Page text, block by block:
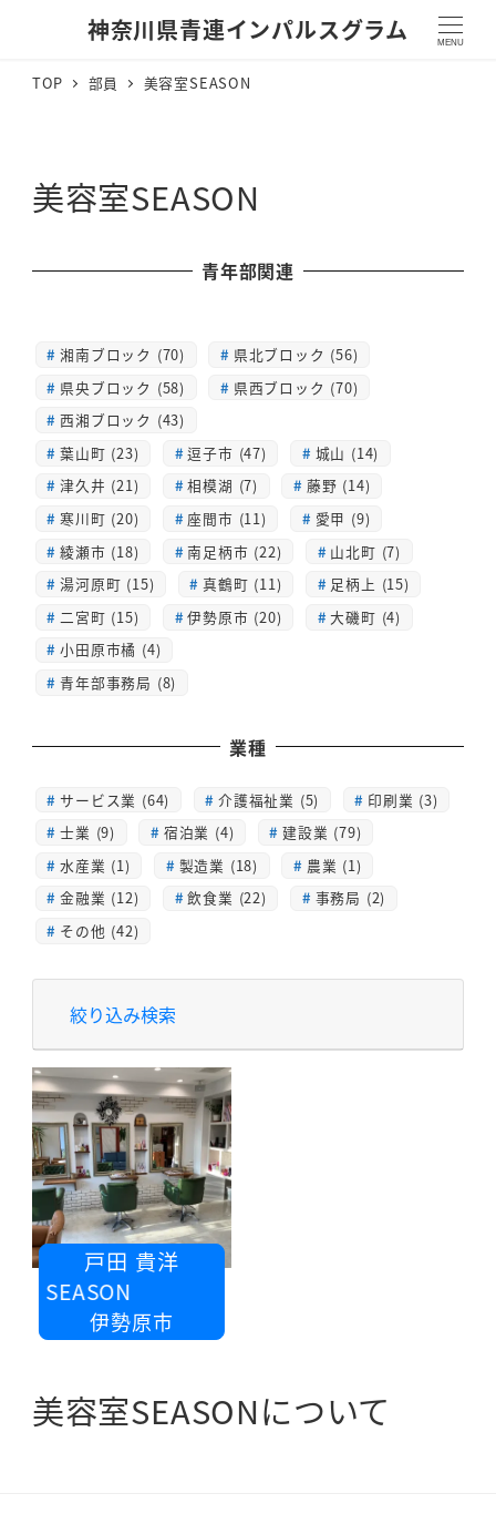
神奈川県青連インパルスグラム MENU
TOP 部員 美容室SEASON
美容室SEASON
青年部関連
湘南ブロック (70)
県北ブロック (56)
県央ブロック (58)
県西ブロック (70)
西湘ブロック (43)
葉山町 (23)
逗子市 (47)
城山 (14)
津久井 (21)
相模湖 (7)
藤野 (14)
寒川町 (20)
座間市 (11)
愛甲 (9)
綾瀬市 (18)
南足柄市 (22)
山北町 (7)
湯河原町 (15)
真鶴町 (11)
足柄上 (15)
二宮町 (15)
伊勢原市 (20)
大磯町 (4)
小田原市橘 (4)
青年部事務局 (8)
業種
サービス業 (64) 介護福祉業 (5)
印刷業 (3)
士業 (9)
宿泊業 (4)
建設業 (79)
水産業 (1)
製造業 (18)
農業 (1)
金融業 (12)
飲食業 (22)
事務局 (2)
その他 (42)
絞り込み検索
戸田 貴洋
SEASON
伊勢原市
美容室SEASONについて